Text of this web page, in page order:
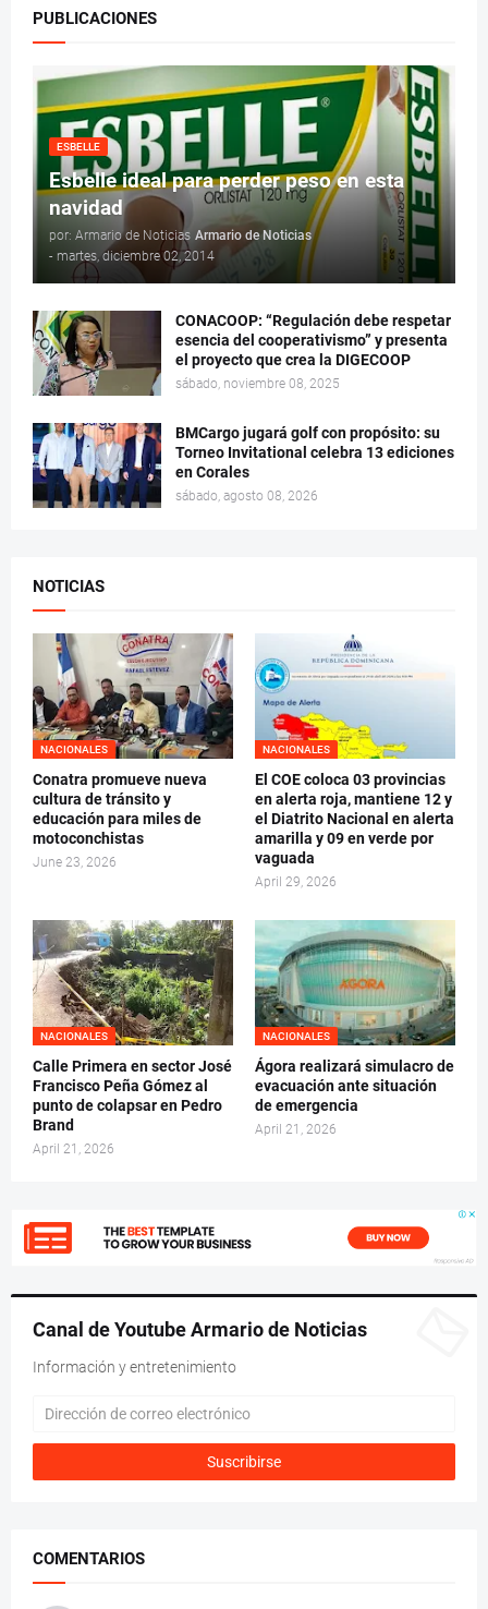
PUBLICACIONES
ESBELLE
Esbelle ideal para perder peso en esta
navidad
por: Armario de Noticias Armario de Noticias
- martes, diciembre 02, 2014
CONACOOP: “Regulación debe respetar
esencia del cooperativismo” y presenta
el proyecto que crea la DIGECOOP
sábado, noviembre 08, 2025
BMCargo jugará golf con propósito: su
Torneo Invitational celebra 13 ediciones
en Corales
sábado, agosto 08, 2026
NOTICIAS
NACIONALES
Conatra promueve nueva
cultura de tránsito y
educación para miles de
motoconchistas
June 23, 2026
NACIONALES
El COE coloca 03 provincias
en alerta roja, mantiene 12 y
el Diatrito Nacional en alerta
amarilla y 09 en verde por
vaguada
April 29, 2026
NACIONALES
Calle Primera en sector José
Francisco Peña Gómez al
punto de colapsar en Pedro
Brand
April 21, 2026
NACIONALES
Ágora realizará simulacro de
evacuación ante situación
de emergencia
April 21, 2026
Canal de Youtube Armario de Noticias
Información y entretenimiento
COMENTARIOS